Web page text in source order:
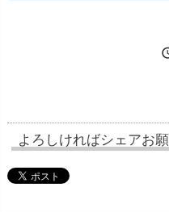
よろしければシェアお